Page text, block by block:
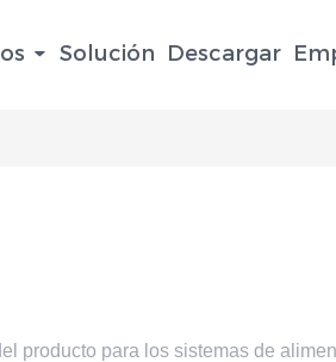
Solución Descargar
producto para los sistemas de